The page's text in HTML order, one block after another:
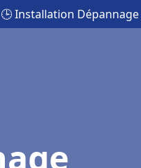
🕒 Installation